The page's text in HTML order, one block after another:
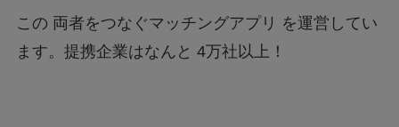
この 両者をつなぐマッチングアプリ を運営してい
ます。提携企業はなんと 4万社以上！